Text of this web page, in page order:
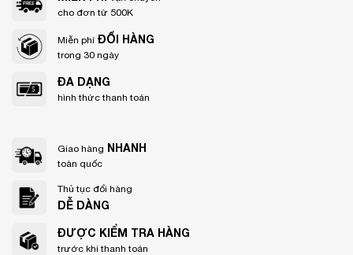
cho đơn từ 500K
Miễn phí ĐỔI HÀNG
trong 30 ngày
ĐA DẠNG
hình thức thanh toán
Giao hàng NHANH
toàn quốc
Thủ tục đổi hàng
DỄ DÀNG
ĐƯỢC KIỂM TRA HÀNG
trước khi thanh toán